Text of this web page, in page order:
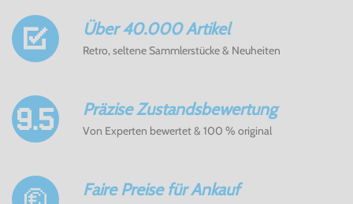
Über 40.000 Artikel
Retro, seltene Sammlerstücke & Neuheiten
Präzise Zustandsbewertung
Von Experten bewertet & 100 % original
Faire Preise für Ankauf